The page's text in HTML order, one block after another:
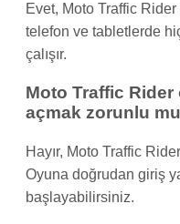
Evet, Moto Traffic
telefon ve tabletlerde
çalışır.
Moto Traffic
açmak zorunlu
Hayır, Moto Traffic
Oyuna doğrudan giriş
başlayabilirsiniz.